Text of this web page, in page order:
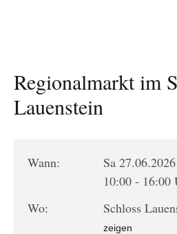
Regionalmarkt im
Lauenstein
Wann:
Sa 27.06.2026
10:00 - 16:00
Wo:
Schloss
zeigen